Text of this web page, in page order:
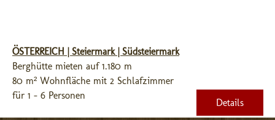
ÖSTERREICH | Steiermark | Südsteiermark
Berghütte mieten auf 1.180 m
80 m² Wohnfläche mit 2 Schlafzimmer
für 1 - 6 Personen
Details